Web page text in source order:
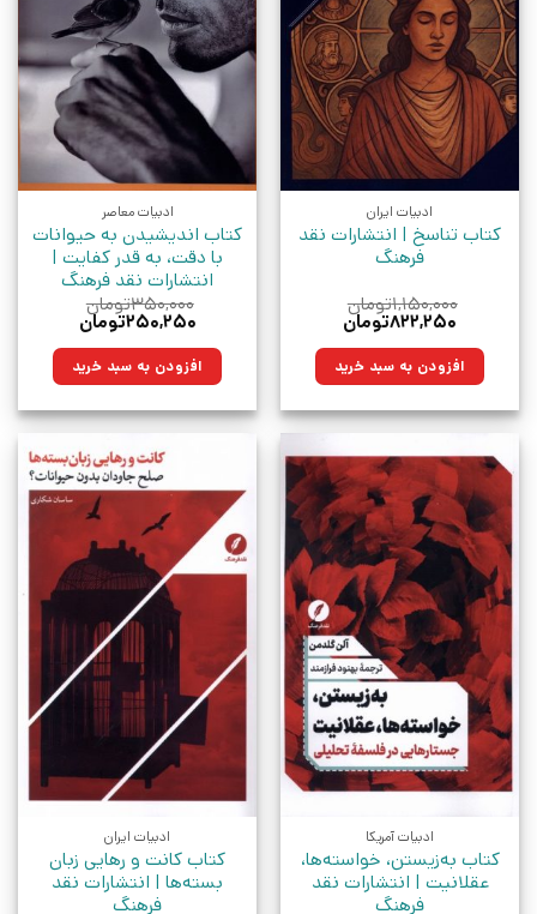
ادبیات ایران
کتاب تناسخ | انتشارات نقد
فرهنگ
۱,۱۵۰,۰۰۰تومان
قیمت
۱,۱۵۰,۰۰۰تومان
بود.
۸۲۲,۲۵۰تومان
۸۲۲,۲۵۰تومان.افزودن به سبد خرید
ادبیات معاصر
کتاب اندیشیدن به حیوانات
با دقت، به قدر کفایت |
انتشارات نقد فرهنگ
۳۵۰,۰۰۰تومان
قیمت
۳۵۰,۰۰۰تومان
بود.
۲۵۰,۲۵۰تومان
۲۵۰,۲۵۰تومان.افزودن به سبد خرید
ادبیات آمریکا
کتاب به‌‌زیستن، خواسته‌‌ها،
عقلانیت | انتشارات نقد
فرهنگ
ادبیات ایران
کتاب کانت و رهایی زبان
بسته‌ها | انتشارات نقد
فرهنگ